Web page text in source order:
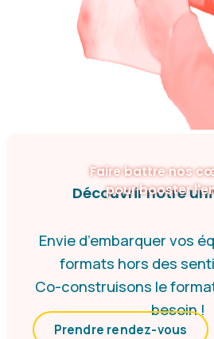
Découvrir notre
Faire battre nos
pour booster
Envie d’embarquer vos
formats hors des
Co-construisons le
besoin !
Prendre rendez-vous